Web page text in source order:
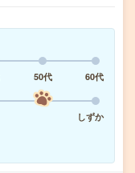
50代
60代
しずか